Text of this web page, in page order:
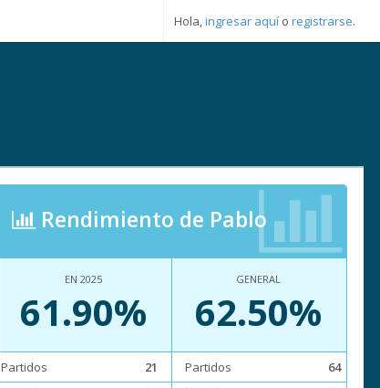
Hola,ingresar aquí o registrarse.
Rendimiento de Pablo
EN 2025
61.90%
Partidos
21
GENERAL
62.50%
Partidos
64